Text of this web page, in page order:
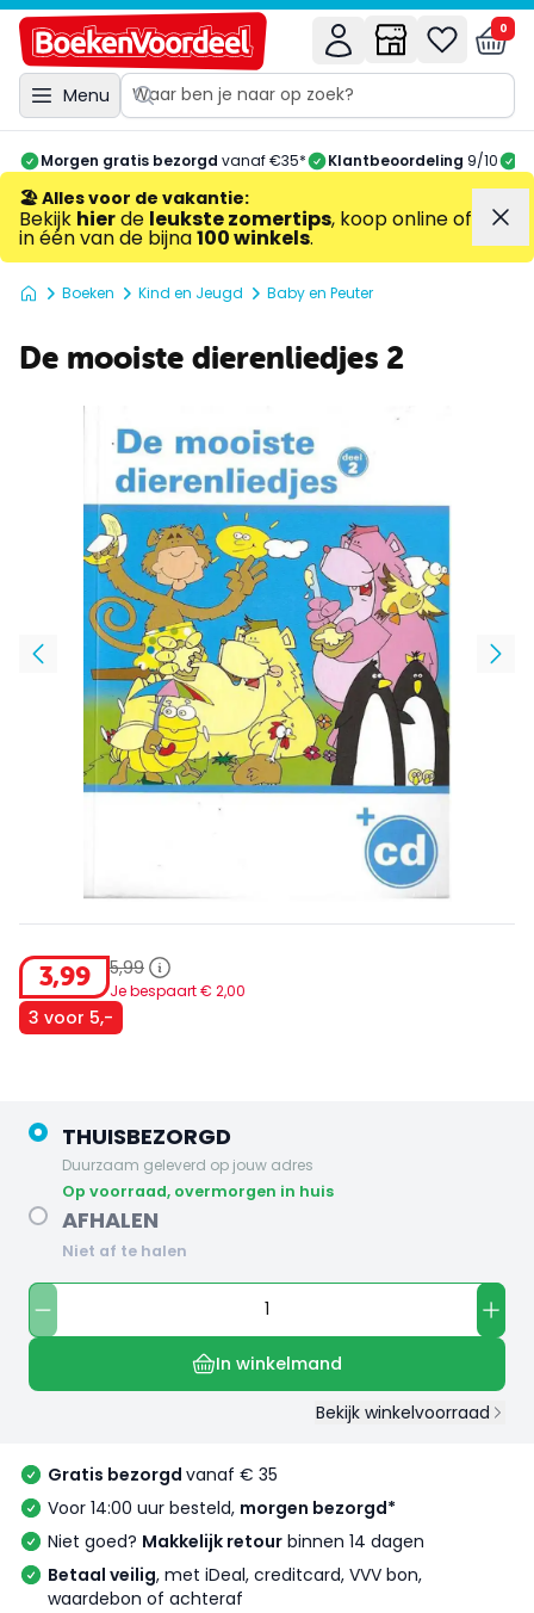
Menu
0
Morgen gratis bezorgd vanaf €35* Klantbeoordeling 9/10
🏖️ Alles voor de vakantie:
Bekijk hierde leukste zomertips, koop online of
in één van de bijna100 winkels.
Boeken Kind en Jeugd Baby en Peuter
De mooiste dierenliedjes 2
3,99 5,99
Je bespaart € 2,00
3 voor 5,-
THUISBEZORGD
Duurzaam geleverd op jouw adres
op voorraad, overmorgen in huis
AFHALEN
Niet af te halen
In winkelmand
Bekijk winkelvoorraad
Gratis bezorgd vanaf € 35
Voor 14:00 uur besteld, morgen bezorgd*
Niet goed? Makkelijk retour binnen 14 dagen
Betaal veilig, met iDeal, creditcard, VVV bon,
waardebon of achteraf